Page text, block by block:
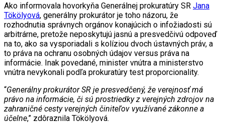
Ako informovala hovorkyňa Generálnej prokuratúry SR Jana
Tökölyová, generálny prokurátor je toho názoru, že
rozhodnutia správnych orgánov konajúcich o infožiadosti sú
arbitrárne, pretože neposkytujú jasnú a presvedčivú odpoveď
na to, ako sa vysporiadali s kolíziou dvoch ústavných práv, a
to práva na ochranu osobných údajov versus práva na
informácie. Inak povedané, minister vnútra a ministerstvo
vnútra nevykonali podľa prokuratúry test proporcionality.
“Generálny prokurátor SR je presvedčený, že verejnosť má
právo na informácie, či sú prostriedky z verejných zdrojov na
zahraničné cesty verejných činiteľov využívané zákonne a
účelne,” zdôraznila Tökölyová.